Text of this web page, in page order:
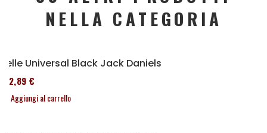
NELLA CATEGORIA
Selle Universal Black Jack Daniels
152,89 €
Aggiungi al carrello